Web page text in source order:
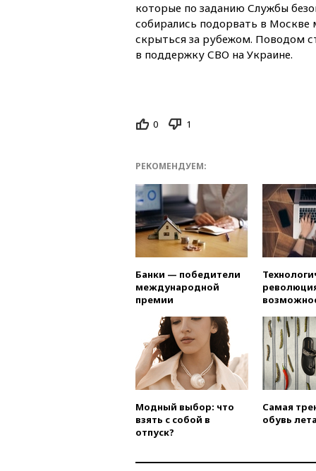
которые по заданию Службы
собирались подорвать в
скрыться за рубежом. Поводом
в поддержку СВО на Украине.
0 1
РЕКОМЕНДУЕМ:
Банки — победители
международной
премии
Модный выбор: что
взять с собой в
отпуск?
Самая
обувь